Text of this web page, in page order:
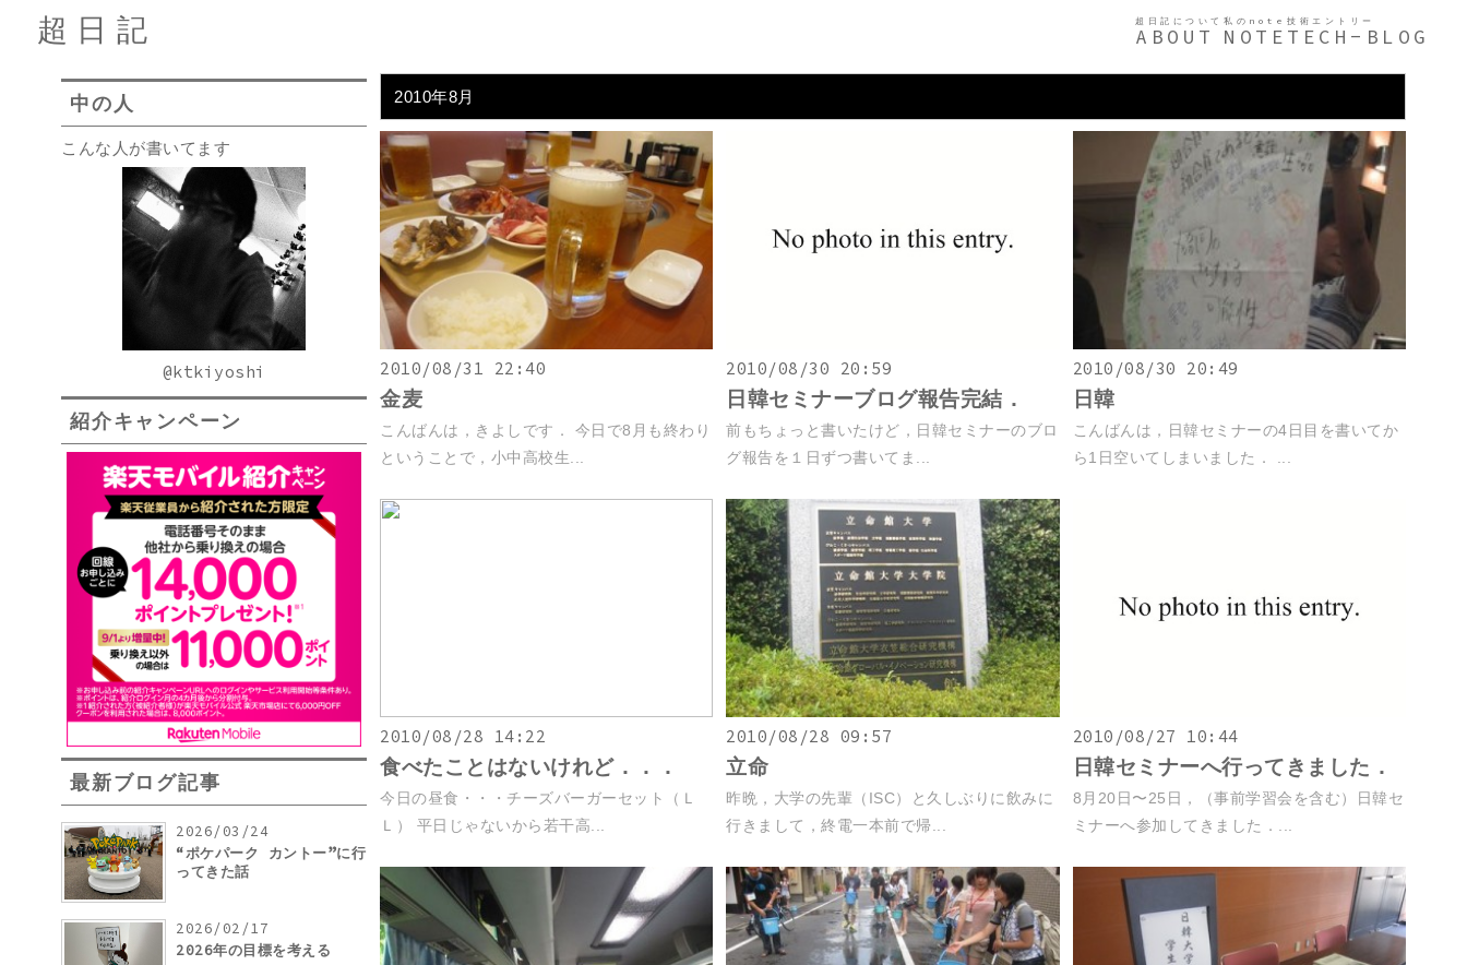
超日記 超日記について
ABOUT
私のnote
NOTE
技術エントリー
TECH-BLOG
中の人
こんな人が書いてます
@ktkiyoshi
紹介キャンペーン
最新ブログ記事
2026/03/24
“ポケパーク カントー”に行
ってきた話
2026/02/17
2026年の目標を考える
2010年8月
2010/08/31 22:40
金麦
こんばんは，きよしです． 今日で8月も終わり
ということで，小中高校生...
2010/08/30 20:59
日韓セミナーブログ報告完結．
前もちょっと書いたけど，日韓セミナーのブロ
グ報告を１日ずつ書いてま...
2010/08/30 20:49
日韓
こんばんは，日韓セミナーの4日目を書いてか
ら1日空いてしまいました． ...
2010/08/28 14:22
食べたことはないけれど．．．
今日の昼食・・・チーズバーガーセット（Ｌ
Ｌ） 平日じゃないから若干高...
2010/08/28 09:57
立命
昨晩，大学の先輩（ISC）と久しぶりに飲みに
行きまして，終電一本前で帰...
2010/08/27 10:44
日韓セミナーへ行ってきました．
8月20日〜25日，（事前学習会を含む）日韓セ
ミナーへ参加してきました．...